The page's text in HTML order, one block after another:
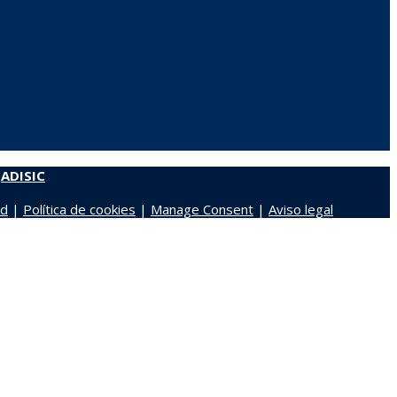
ADISIC
| Política de cookies | Manage Consent | Aviso legal